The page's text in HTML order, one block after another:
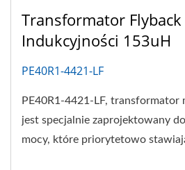
Transformator
Indukcyjności 153uH
PE40R1-4421-LF
PE40R1-4421-LF, transformator
jest specjalnie zaprojektowany
mocy, które priorytetowo